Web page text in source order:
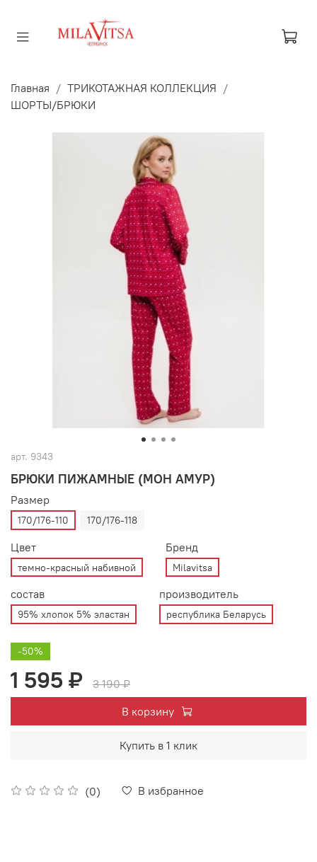
Главная
ТРИКОТАЖНАЯ КОЛЛЕКЦИЯ
ШОРТЫ/БРЮКИ
арт. 9343
БРЮКИ ПИЖАМНЫЕ (МОН АМУР)
(0) В избранное
Размер
170/176-110 170/176-118
Цвет
темно-красный набивной
Бренд
Milavitsa
состав
95% хлопок 5% эластан
производитель
республика Беларусь
-50%
1 595 ₽
3 190 ₽
В корзину
Купить в 1 клик